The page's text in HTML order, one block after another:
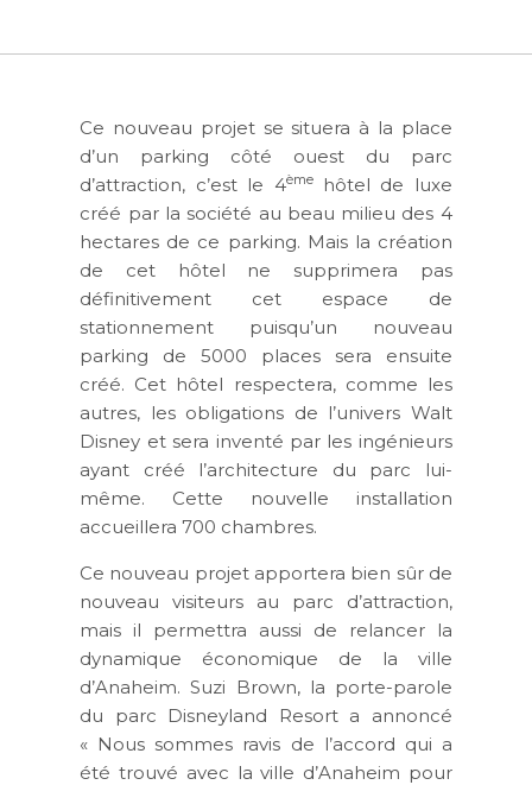
Ce nouveau projet se situera à la place
d’un parking côté ouest du parc
d’attraction, c’est le 4èmehôtel de luxe
créé par la société au beau milieu des 4
hectares de ce parking. Mais la création
de cet hôtel ne supprimera pas
définitivement cet espace de
stationnement puisqu’un nouveau
parking de 5000 places sera ensuite
créé. Cet hôtel respectera, comme les
autres, les obligations de l’univers Walt
Disney et sera inventé par les ingénieurs
ayant créé l’architecture du parc lui-
même. Cette nouvelle installation
accueillera 700 chambres.
Ce nouveau projet apportera bien sûr de
nouveau visiteurs au parc d’attraction,
mais il permettra aussi de relancer la
dynamique économique de la ville
d’Anaheim. Suzi Brown, la porte-parole
du parc Disneyland Resort a annoncé
« Nous sommes ravis de l’accord qui a
été trouvé avec la ville d’Anaheim pour